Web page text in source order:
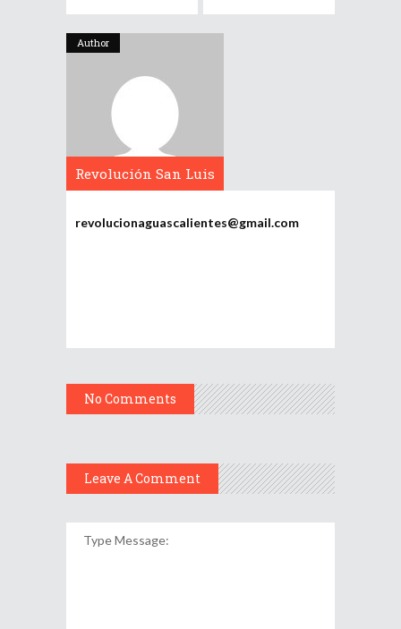
Author
Revolución San Luis
revolucionaguascalientes@gmail.com
No Comments
Leave A Comment